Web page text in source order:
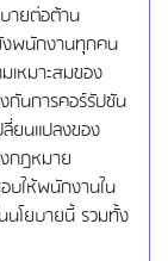
ายต่อต้าน
งพนักงานทุกคน
เหมาะสมของ
กันการคอร์รัปชัน
ลี่ยนแปลงของ
กฎหมาย
ให้พนักงานใน
นโยบายนี้ รวมทั้ง